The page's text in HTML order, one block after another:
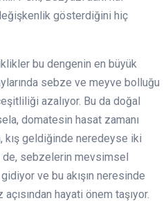
gösterdiğini hiç
bu dengenin en büyük
sebze ve meyve bolluğu
azalıyor. Bu da doğal
domatesin hasat zamanı
geldiğinde neredeyse iki
de, sebzelerin mevsimsel
ve bu akışın neresinde
hayati önem taşıyor.